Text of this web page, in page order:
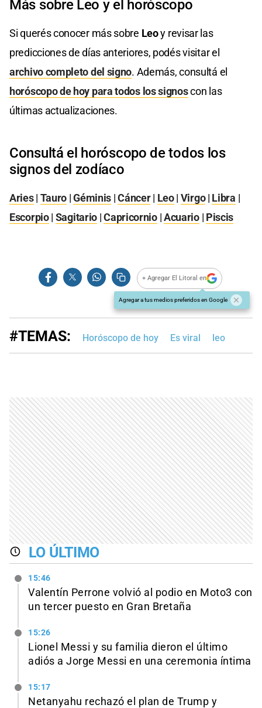
Más sobre Leo y el horóscopo
Si querés conocer más sobre Leoy revisar las
predicciones de días anteriores, podés visitar el
archivo completo del signo. Además, consultá el
horóscopo de hoy para todos los signoscon las
últimas actualizaciones.
Consultá el horóscopo de todos los
signos del zodíaco
Aries| Tauro |Géminis |Cáncer| Leo| Virgo| Libra |
Escorpio| Sagitario |Capricornio|Acuario| Piscis
+ Agregar El Litoral en
Agregar a tus medios preferidos en Google
#TEMAS: Horóscopo de hoy Es viral leo
LO ÚLTIMO
15:46
Valentín Perrone volvió al podio en Moto3 con
un tercer puesto en Gran Bretaña
15:26
Lionel Messi y su familia dieron el último
adiós a Jorge Messi en una ceremonia íntima
15:17
Netanyahu rechazó el plan de Trump y